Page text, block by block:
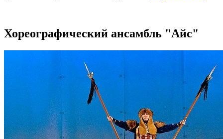
Хореографический ансамбль "Айс"